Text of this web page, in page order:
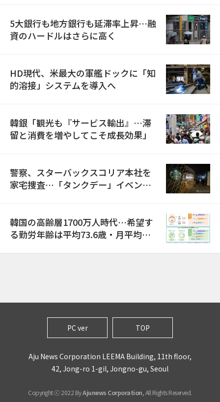
5大銀行も地方銀行も延滞率上昇…融
資のハードルはさらに高く
HD現代、米最大の軍艦ドックに「知
的溶接」システムを導入へ
韓銀「観光も『サービス輸出』…滞
留と消費を増やしてこそ成長効果」
警察、スターバックスコリア本社を
家宅捜査…「タンクデー」イベント
韓国の高齢層1700万人時代…希望す
る勤労年齢は平均73.6歳・月平均賃
PC ver TOP
Aju News Corporation LEEMA Building, 11th floor,
42, Jong-ro 1-gil, Jongno-gu, Seoul
Copyright ⓒ 2022 ByAjunews Corporation, All Rights Reserved.